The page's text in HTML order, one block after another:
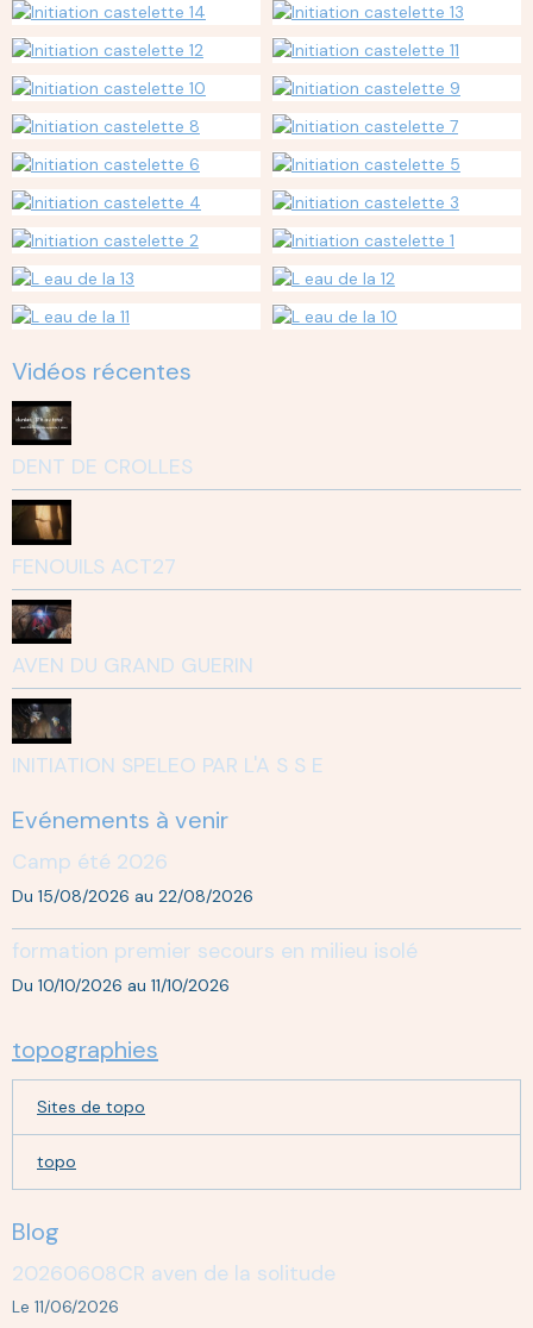
Vidéos récentes
DENT DE CROLLES
FENOUILS ACT27
AVEN DU GRAND GUERIN
INITIATION SPELEO PAR L'A S S E
Evénements à venir
Camp été 2026
Du 15/08/2026 au 22/08/2026
formation premier secours en milieu isolé
Du 10/10/2026 au 11/10/2026
topographies
Sites de topo
topo
Blog
20260608CR aven de la solitude
Le 11/06/2026